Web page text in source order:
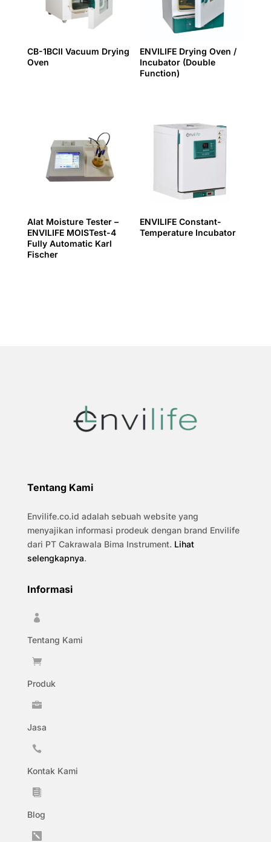
CB-1BCII Vacuum Drying
Oven
ENVILIFE Drying Oven /
Incubator (Double
Function)
Alat Moisture Tester –
ENVILIFE MOISTest-4
Fully Automatic Karl
Fischer
ENVILIFE Constant-
Temperature Incubator
Tentang Kami
Envilife.co.id adalah sebuah website yang
menyajikan informasi prodeuk dengan brand Envilife
dari PT Cakrawala Bima Instrument. Lihat
selengkapnya.
Informasi

Tentang Kami

Produk

Jasa

Kontak Kami

Blog
